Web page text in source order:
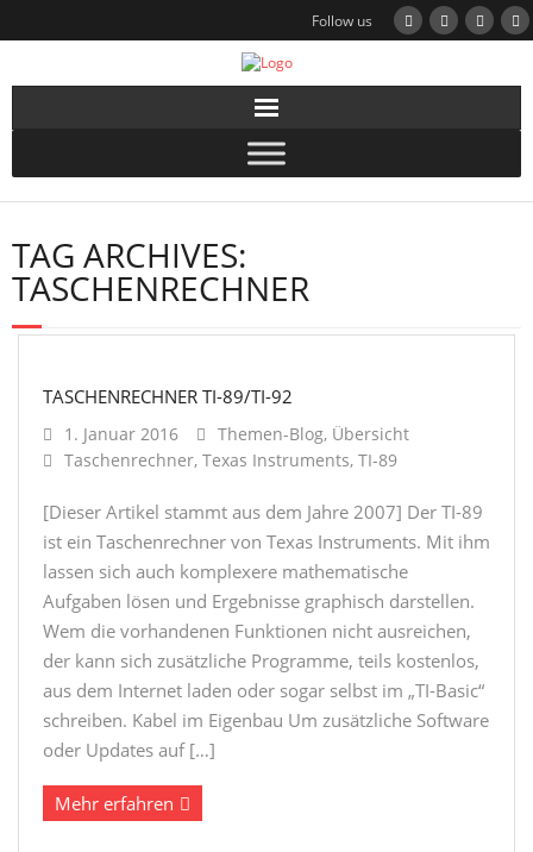
Follow us
TAG ARCHIVES:
TASCHENRECHNER
TASCHENRECHNER TI-89/TI-92
1. Januar 2016 Themen-Blog, Übersicht
Taschenrechner, Texas Instruments, TI-89
[Dieser Artikel stammt aus dem Jahre 2007] Der TI-89
ist ein Taschenrechner von Texas Instruments. Mit ihm
lassen sich auch komplexere mathematische
Aufgaben lösen und Ergebnisse graphisch darstellen.
Wem die vorhandenen Funktionen nicht ausreichen,
der kann sich zusätzliche Programme, teils kostenlos,
aus dem Internet laden oder sogar selbst im „TI-Basic“
schreiben. Kabel im Eigenbau Um zusätzliche Software
oder Updates auf […]
Mehr erfahren